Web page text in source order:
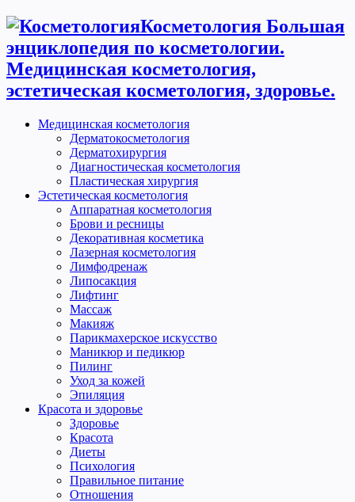
Косметология Большая
энциклопедия по косметологии.
Медицинская косметология,
эстетическая косметология, здоровье.
Медицинская косметология
Дерматокосметология
Дерматохирургия
Диагностическая косметология
Пластическая хирургия
Эстетическая косметология
Аппаратная косметология
Брови и ресницы
Декоративная косметика
Лазерная косметология
Лимфодренаж
Липосакция
Лифтинг
Массаж
Макияж
Парикмахерское искусство
Маникюр и педикюр
Пилинг
Уход за кожей
Эпиляция
Красота и здоровье
Здоровье
Красота
Диеты
Психология
Правильное питание
Отношения